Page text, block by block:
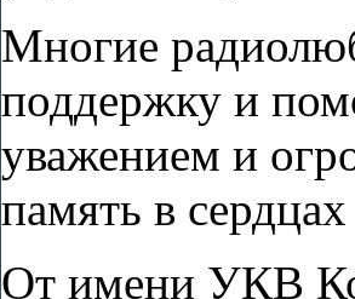
Многие
поддержку и
уважением и
память в
От имени УКВ